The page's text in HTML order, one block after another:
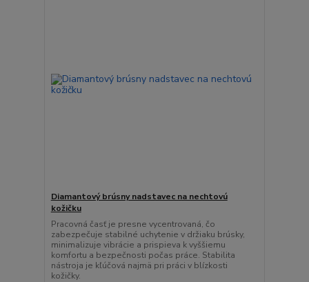
Diamantový brúsny nadstavec na nechtovú
kožičku
Pracovná časť je presne vycentrovaná, čo
zabezpečuje stabilné uchytenie v držiaku brúsky,
minimalizuje vibrácie a prispieva k vyššiemu
komfortu a bezpečnosti počas práce. Stabilita
nástroja je kľúčová najmä pri práci v blízkosti
kožičky.